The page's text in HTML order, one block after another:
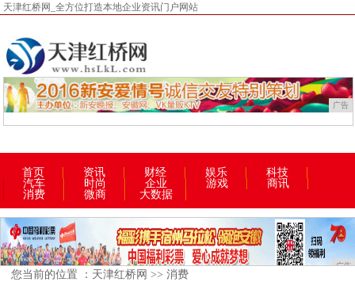
天津红桥网_全方位打造本地企业资讯门户网站
广告
首页 资讯 财经 娱乐
科技
汽车
时尚 企业 游戏
商讯
消费
微商 大数据
广告
您当前的位置 ： 天津红桥网 >>消费